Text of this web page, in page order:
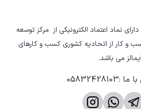
می باشد.
ما :
05832428103